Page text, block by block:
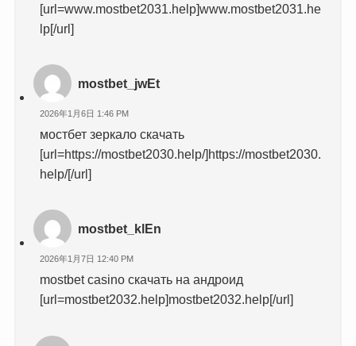
[url=www.mostbet2031.help]www.mostbet2031.he
lp[/url]
mostbet_jwEt
2026年1月6日 1:46 PM
мостбет зеркало скачать
[url=https://mostbet2030.help/]https://mostbet2030.
help/[/url]
mostbet_klEn
2026年1月7日 12:40 PM
mostbet casino скачать на андроид
[url=mostbet2032.help]mostbet2032.help[/url]